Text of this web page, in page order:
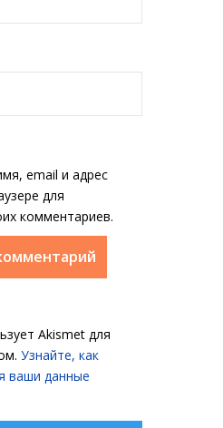
email и адрес
для
комментариев.
Akismet для
Узнайте, как
ваши данные